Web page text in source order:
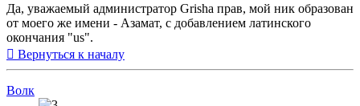
Да, уважаемый администратор Grisha прав, мой ник образован
от моего же имени - Азамат, с добавлением латинского
окончания "us".
Вернуться к началу
Волк